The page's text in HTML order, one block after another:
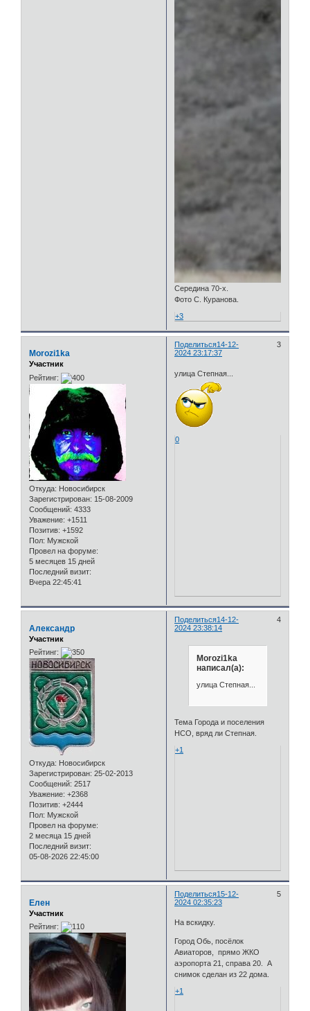
Середина 70-х.
Фото С. Куранова.
+3
Поделиться 3
14-12-
2024 23:17:37
Morozi1ka
Участник
Рейтинг:
Откуда: Новосибирск
Зарегистрирован: 15-08-2009
Сообщений: 4333
Уважение: +1511
Позитив: +1592
Пол: Мужской
Провел на форуме:
5 месяцев 15 дней
Последний визит:
Вчера 22:45:41
улица Степная...
0
Поделиться 4
14-12-
2024 23:38:14
Александр
Участник
Рейтинг:
Откуда: Новосибирск
Зарегистрирован: 25-02-2013
Сообщений: 2517
Уважение: +2368
Позитив: +2444
Пол: Мужской
Провел на форуме:
2 месяца 15 дней
Последний визит:
05-08-2026 22:45:00
Morozi1ka
написал(а):
улица Степная...
Тема Города и поселения
НСО, вряд ли Степная.
+1
Поделиться 5
15-12-
2024 02:35:23
Елен
Участник
Рейтинг:
На вскидку.
Город Обь, посёлок
Авиаторов, прямо ЖКО
аэропорта 21, справа 20. А
снимок сделан из 22 дома.
+1